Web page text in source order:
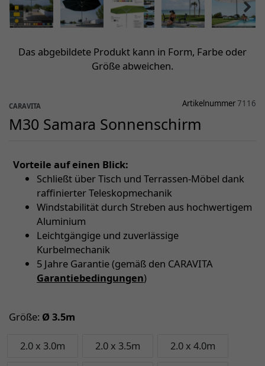
Das abgebildete Produkt kann in Form, Farbe oder
Größe abweichen.
CARAVITA Artikelnummer7116
M30 Samara Sonnenschirm
Vorteile auf einen Blick:
Schließt über Tisch und Terrassen-Möbel dank
raffinierter Teleskopmechanik
Windstabilität durch Streben aus hochwertigem
Aluminium
Leichtgängige und zuverlässige
Kurbelmechanik
5 Jahre Garantie (gemäß den CARAVITA
Garantiebedingungen)
Größe: Ø 3.5m
2.0 x 3.0m 2.0 x 3.5m 2.0 x 4.0m